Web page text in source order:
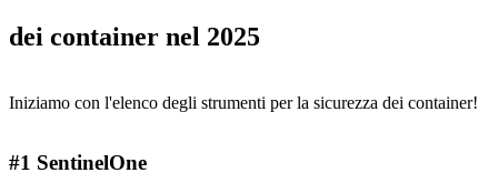
dei container nel 2025
Iniziamo con l'elenco degli strumenti per la sicurezza dei container!
#1 SentinelOne